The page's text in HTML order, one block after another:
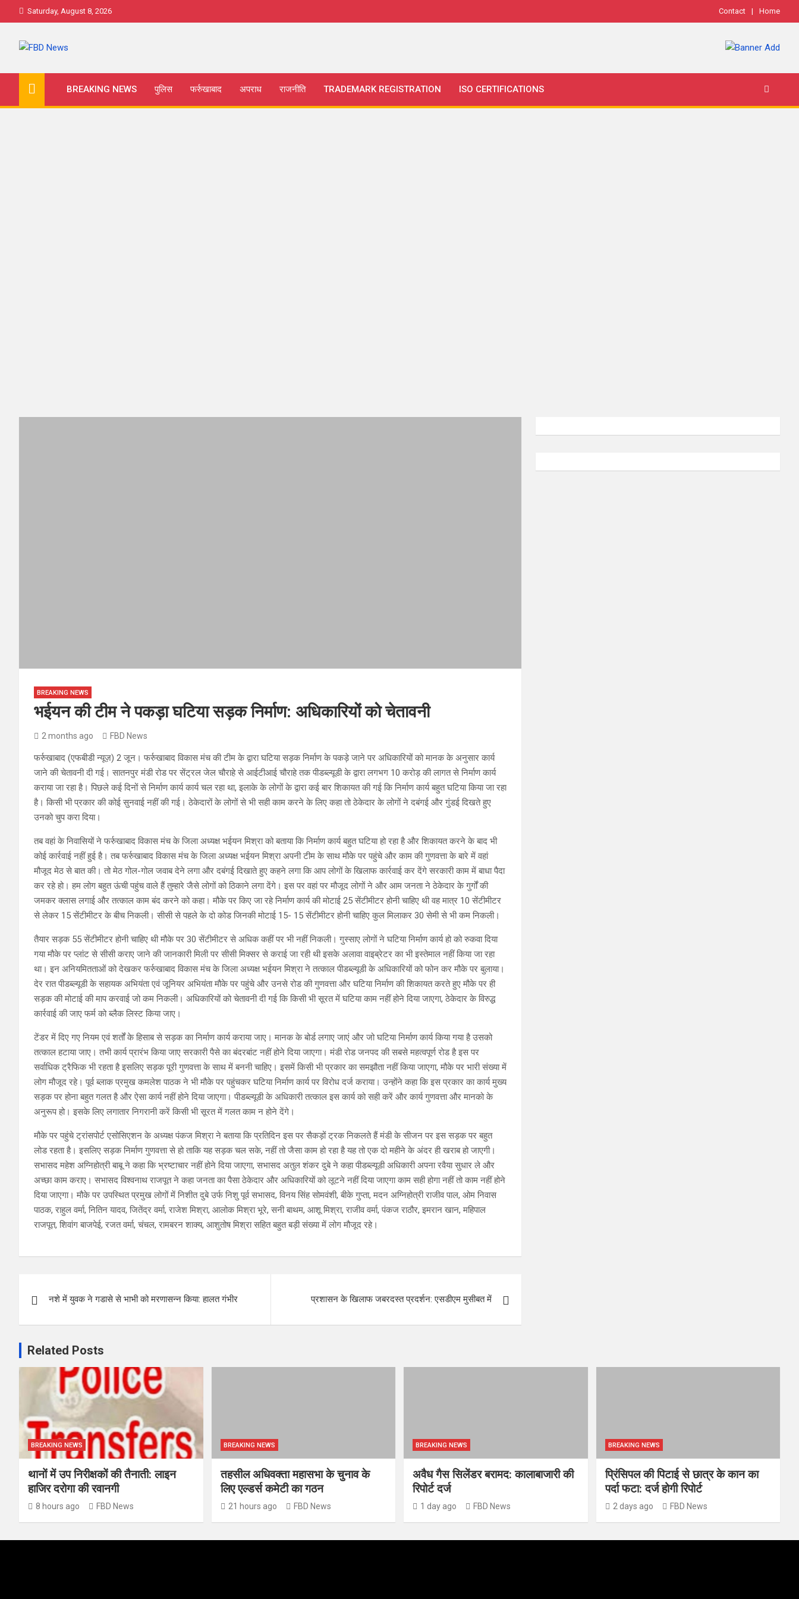
to
Saturday, August 8, 2026 Contact Home
FBD News
BREAKING NEWS पुलिस फर्रुखाबाद अपराध राजनीति TRADEMARK REGISTRATION ISO CERTIFICATIONS
BREAKING NEWS
भईयन की टीम ने पकड़ा घटिया सड़क निर्माण: अधिकारियों को चेतावनी
2 months ago FBD News
फर्रुखाबाद (एफबीडी न्यूज़) 2 जून। फर्रुखाबाद विकास मंच की टीम के द्वारा घटिया सड़क निर्माण के पकड़े जाने पर अधिकारियों को मानक के अनुसार कार्य
जाने की चेतावनी दी गई। सातनपुर मंडी रोड पर सेंट्रल जेल चौराहे से आईटीआई चौराहे तक पीडब्ल्यूडी के द्वारा लगभग 10 करोड़ की लागत से निर्माण कार्य
कराया जा रहा है। पिछले कई दिनों से निर्माण कार्य कार्य चल रहा था, इलाके के लोगों के द्वारा कई बार शिकायत की गई कि निर्माण कार्य बहुत घटिया किया जा रहा
है। किसी भी प्रकार की कोई सुनवाई नहीं की गई। ठेकेदारों के लोगों से भी सही काम करने के लिए कहा तो ठेकेदार के लोगों ने दबंगई और गुंडई दिखते हुए
उनको चुप करा दिया।
तब वहां के निवासियों ने फर्रुखाबाद विकास मंच के जिला अध्यक्ष भईयन मिश्रा को बताया कि निर्माण कार्य बहुत घटिया हो रहा है और शिकायत करने के बाद भी
कोई कार्रवाई नहीं हुई है। तब फर्रुखाबाद विकास मंच के जिला अध्यक्ष भईयन मिश्रा अपनी टीम के साथ मौके पर पहुंचे और काम की गुणवत्ता के बारे में वहां
मौजूद मेठ से बात की। तो मेठ गोल-गोल जवाब देने लगा और दबंगई दिखाते हुए कहने लगा कि आप लोगों के खिलाफ कार्रवाई कर देंगे सरकारी काम में बाधा पैदा
कर रहे हो। हम लोग बहुत ऊंची पहुंच वाले हैं तुम्हारे जैसे लोगों को ठिकाने लगा देंगे। इस पर वहां पर मौजूद लोगों ने और आम जनता ने ठेकेदार के गुर्गों की
जमकर क्लास लगाई और तत्काल काम बंद करने को कहा। मौके पर किए जा रहे निर्माण कार्य की मोटाई 25 सेंटीमीटर होनी चाहिए थी वह मात्र 10 सेंटीमीटर
से लेकर 15 सेंटीमीटर के बीच निकली। सीसी से पहले के दो कोड जिनकी मोटाई 15- 15 सेंटीमीटर होनी चाहिए कुल मिलाकर 30 सेमी से भी कम निकली।
तैयार सड़क 55 सेंटीमीटर होनी चाहिए थी मौके पर 30 सेंटीमीटर से अधिक कहीं पर भी नहीं निकली। गुस्साए लोगों ने घटिया निर्माण कार्य हो को रुकवा दिया
गया मौके पर प्लांट से सीसी कराए जाने की जानकारी मिली पर सीसी मिक्सर से कराई जा रही थी इसके अलावा वाइब्रेटर का भी इस्तेमाल नहीं किया जा रहा
था। इन अनियमितताओं को देखकर फर्रुखाबाद विकास मंच के जिला अध्यक्ष भईयन मिश्रा ने तत्काल पीडब्ल्यूडी के अधिकारियों को फोन कर मौके पर बुलाया।
देर रात पीडब्ल्यूडी के सहायक अभियंता एवं जूनियर अभियंता मौके पर पहुंचे और उनसे रोड की गुणवत्ता और घटिया निर्माण की शिकायत करते हुए मौके पर ही
सड़क की मोटाई की माप करवाई जो कम निकली। अधिकारियों को चेतावनी दी गई कि किसी भी सूरत में घटिया काम नहीं होने दिया जाएगा, ठेकेदार के विरुद्ध
कार्रवाई की जाए फर्म को ब्लैक लिस्ट किया जाए।
टेंडर में दिए गए नियम एवं शर्तों के हिसाब से सड़क का निर्माण कार्य कराया जाए। मानक के बोर्ड लगाए जाएं और जो घटिया निर्माण कार्य किया गया है उसको
तत्काल हटाया जाए। तभी कार्य प्रारंभ किया जाए सरकारी पैसे का बंदरबांट नहीं होने दिया जाएगा। मंडी रोड जनपद की सबसे महत्वपूर्ण रोड है इस पर
सर्वाधिक ट्रैफिक भी रहता है इसलिए सड़क पूरी गुणवत्ता के साथ में बननी चाहिए। इसमें किसी भी प्रकार का समझौता नहीं किया जाएगा, मौके पर भारी संख्या में
लोग मौजूद रहे। पूर्व ब्लाक प्रमुख कमलेश पाठक ने भी मौके पर पहुंचकर घटिया निर्माण कार्य पर विरोध दर्ज कराया। उन्होंने कहा कि इस प्रकार का कार्य मुख्य
सड़क पर होना बहुत गलत है और ऐसा कार्य नहीं होने दिया जाएगा। पीडब्ल्यूडी के अधिकारी तत्काल इस कार्य को सही करें और कार्य गुणवत्ता और मानको के
अनुरूप हो। इसके लिए लगातार निगरानी करें किसी भी सूरत में गलत काम न होने देंगे।
मौके पर पहुंचे ट्रांसपोर्ट एसोसिएशन के अध्यक्ष पंकज मिश्रा ने बताया कि प्रतिदिन इस पर सैकड़ों ट्रक निकलते हैं मंडी के सीजन पर इस सड़क पर बहुत
लोड रहता है। इसलिए सड़क निर्माण गुणवत्ता से हो ताकि यह सड़क चल सके, नहीं तो जैसा काम हो रहा है यह तो एक दो महीने के अंदर ही खराब हो जाएगी।
सभासद महेश अग्निहोत्री बाबू ने कहा कि भ्रष्टाचार नहीं होने दिया जाएगा, सभासद अतुल शंकर दुबे ने कहा पीडब्ल्यूडी अधिकारी अपना रवैया सुधार ले और
अच्छा काम कराए। सभासद विश्वनाथ राजपूत ने कहा जनता का पैसा ठेकेदार और अधिकारियों को लूटने नहीं दिया जाएगा काम सही होगा नहीं तो काम नहीं होने
दिया जाएगा। मौके पर उपस्थित प्रमुख लोगों में निशीत दुबे उर्फ निशु पूर्व सभासद, विनय सिंह सोमवंशी, बीके गुप्ता, मदन अग्निहोत्री राजीव पाल, ओम निवास
पाठक, राहुल वर्मा, नितिन यादव, जितेंद्र वर्मा, राजेश मिश्रा, आलोक मिश्रा भूरे, सनी बाथम, आशू मिश्रा, राजीव वर्मा, पंकज राठौर, इमरान खान, महिपाल
राजपूत, शिवांग बाजपेई, रजत वर्मा, चंचल, रामबरन शाक्य, आशुतोष मिश्रा सहित बहुत बड़ी संख्या में लोग मौजूद रहे।
navigation
नशे में युवक ने गडासे से भाभी को मरणासन्न किया: हालत गंभीर प्रशासन के खिलाफ जबरदस्त प्रदर्शन: एसडीएम मुसीबत में
Related Posts
BREAKING NEWS
थानों में उप निरीक्षकों की तैनाती: लाइन
हाजिर दरोगा की रवानगी
8 hours ago FBD News
BREAKING NEWS
तहसील अधिवक्ता महासभा के चुनाव के
लिए एल्डर्स कमेटी का गठन
21 hours ago FBD News
BREAKING NEWS
अवैध गैस सिलेंडर बरामद: कालाबाजारी की
रिपोर्ट दर्ज
1 day ago FBD News
BREAKING NEWS
प्रिंसिपल की पिटाई से छात्र के कान का
पर्दा फटा: दर्ज होगी रिपोर्ट
2 days ago FBD News